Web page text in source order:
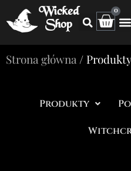
Wicked
Shop
0
Strona główna /
Produkty